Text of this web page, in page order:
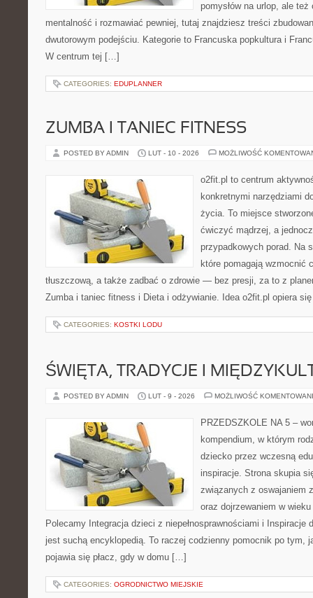
pomysłów na urlop, ale
mentalność i rozmawiać pewniej, tutaj znajdziesz treści
dwutorowym podejściu. Kategorie to Francuska popkultura i
W centrum tej […]
CATEGORIES: EDUPLANNER
ZUMBA I TANIEC FITNESS
POSTED BY ADMIN LUT - 10 - 2026 MOŻLIWOŚĆ
o2fit.pl to centrum
konkretnymi narzędziami
życia. To miejsce
ćwiczyć mądrzej, a
przypadkowych porad. Na
które pomagają wzmocnić
tłuszczową, a także zadbać o zdrowie — bez presji, za to z
Zumba i taniec fitness i Dieta i odżywianie. Idea o2fit.pl opiera
CATEGORIES: KOSTKI LODU
ŚWIĘTA, TRADYCJE I
POSTED BY ADMIN LUT - 9 - 2026 MOŻLIWOŚĆ
PRZEDSZKOLE NA 5 –
kompendium, w którym
dziecko przez wczesną
inspiracje. Strona skupia
związanych z oswajaniem
oraz dojrzewaniem w
Polecamy Integracja dzieci z niepełnosprawnościami i Inspiracje
jest suchą encyklopedią. To raczej codzienny pomocnik po tym,
pojawia się płacz, gdy w domu […]
CATEGORIES: OGRODNICTWO MIEJSKIE